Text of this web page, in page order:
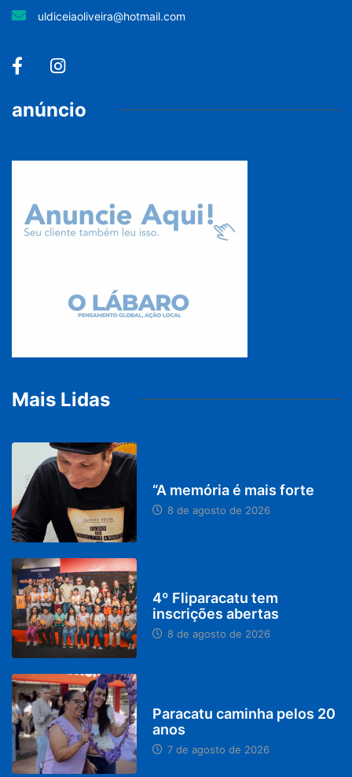
uldiceiaoliveira@hotmail.com
anúncio
Mais Lidas
“A memória é mais forte
8 de agosto de 2026
4º Fliparacatu tem
inscrições abertas
8 de agosto de 2026
Paracatu caminha pelos 20
anos
7 de agosto de 2026